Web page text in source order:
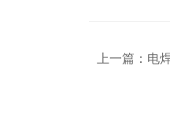
上一篇： 电